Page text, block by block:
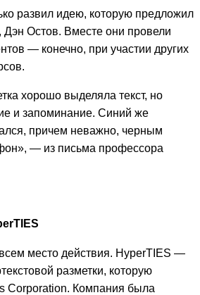
развил идею, которую предложил
Дэн Остов. Вместе они провели
— конечно, при участии других
хорошо выделяла текст, но
и запоминание. Синий же
причем неважно, черным
— из письма профессора
место действия. HyperTIES —
разметки, которую
Corporation. Компания была